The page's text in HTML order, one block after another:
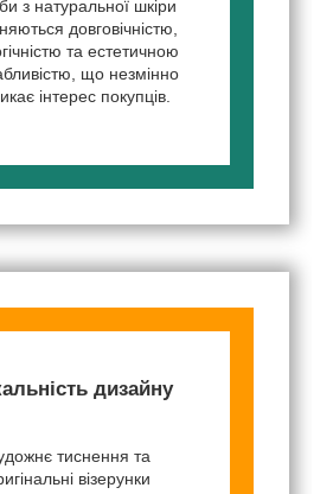
з натуральної шкіри
довговічністю,
та естетичною
що незмінно
інтерес покупців.
дизайну
тиснення та
візерунки